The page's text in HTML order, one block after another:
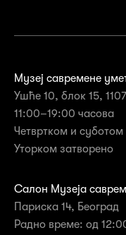
Музеј савремене
Ушће 10, блок 15,
11:00–19:00 часова
Четвртком и
Уторком затворенo
Салон Музеја
Париска 14, Београд
Радно време: од